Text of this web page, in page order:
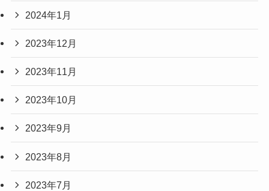
2024年1月
2023年12月
2023年11月
2023年10月
2023年9月
2023年8月
2023年7月